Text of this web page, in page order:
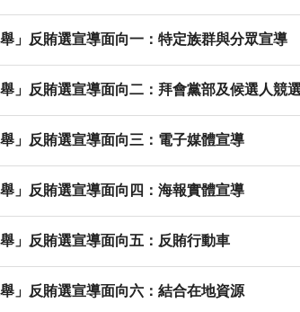
」反賄選宣導面向一：特定族群與分眾宣導
」反賄選宣導面向二：拜會黨部及候選人競
」反賄選宣導面向三：電子媒體宣導
」反賄選宣導面向四：海報實體宣導
」反賄選宣導面向五：反賄行動車
」反賄選宣導面向六：結合在地資源